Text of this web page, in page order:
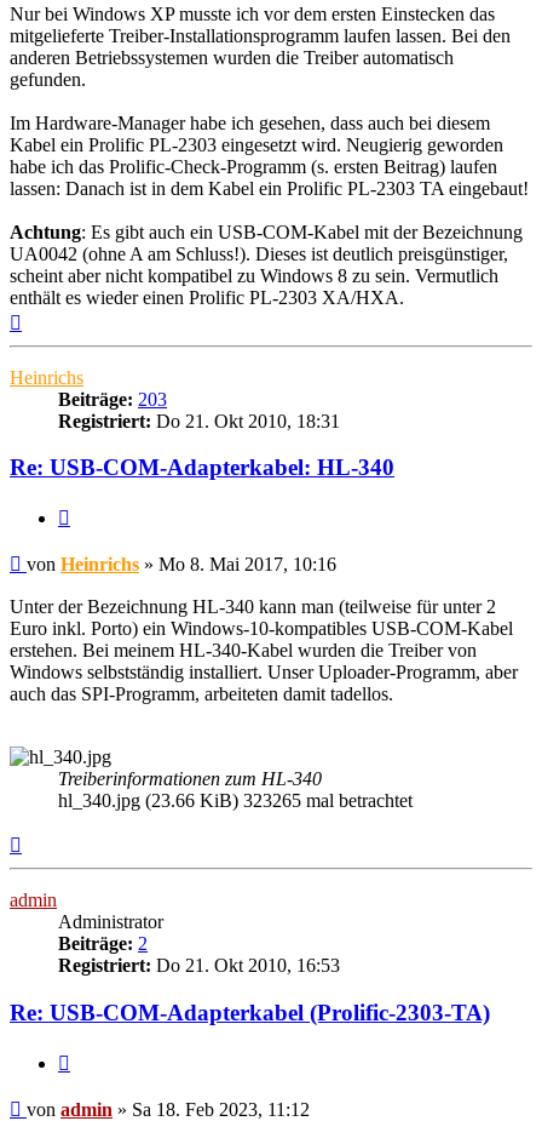
Nur bei Windows XP musste ich vor dem ersten Einstecken das
mitgelieferte Treiber-Installationsprogramm laufen lassen. Bei den
anderen Betriebssystemen wurden die Treiber automatisch
gefunden.
Im Hardware-Manager habe ich gesehen, dass auch bei diesem
Kabel ein Prolific PL-2303 eingesetzt wird. Neugierig geworden
habe ich das Prolific-Check-Programm (s. ersten Beitrag) laufen
lassen: Danach ist in dem Kabel ein Prolific PL-2303 TA eingebaut!
Achtung: Es gibt auch ein USB-COM-Kabel mit der Bezeichnung
UA0042 (ohne A am Schluss!). Dieses ist deutlich preisgünstiger,
scheint aber nicht kompatibel zu Windows 8 zu sein. Vermutlich
enthält es wieder einen Prolific PL-2303 XA/HXA.
Heinrichs
Beiträge: 203
Registriert: Do 21. Okt 2010, 18:31
Re: USB-COM-Adapterkabel: HL-340
Beitrag
von Heinrichs » Mo 8. Mai 2017, 10:16
Unter der Bezeichnung HL-340 kann man (teilweise für unter 2
Euro inkl. Porto) ein Windows-10-kompatibles USB-COM-Kabel
erstehen. Bei meinem HL-340-Kabel wurden die Treiber von
Windows selbstständig installiert. Unser Uploader-Programm, aber
auch das SPI-Programm, arbeiteten damit tadellos.
Treiberinformationen zum HL-340
hl_340.jpg (23.66 KiB) 323265 mal betrachtet
admin
Administrator
Beiträge: 2
Registriert: Do 21. Okt 2010, 16:53
Re: USB-COM-Adapterkabel (Prolific-2303-TA)
Beitrag
von admin » Sa 18. Feb 2023, 11:12